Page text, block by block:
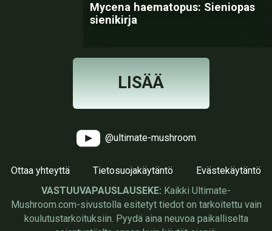
Mycena haematopus: Sieniopas
sienikirja
LISÄÄ
@ultimate-mushroom
Ottaa yhteyttä Tietosuojakäytäntö
Evästekäytäntö
VASTUUVAPAUSLAUSEKE: Kaikki Ultimate-
Mushroom.com-sivustolla esitetyt tiedot on tarkoitettu vain
koulutustarkoituksiin. Pyydä aina neuvoa paikalliselta